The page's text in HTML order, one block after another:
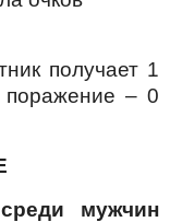
получает 1
поражение – 0
среди мужчин